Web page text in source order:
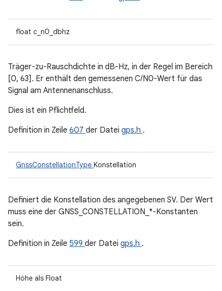
float c_n0_dbhz
Träger-zu-Rauschdichte in dB-Hz, in der Regel im Bereich
[0, 63]. Er enthält den gemessenen C/N0-Wert für das
Signal am Antennenanschluss.
Dies ist ein Pflichtfeld.
Definition in Zeile 607 der Datei gps.h .
GnssConstellationType Konstellation
Definiert die Konstellation des angegebenen SV. Der Wert
muss eine der GNSS_CONSTELLATION_*-Konstanten
sein.
Definition in Zeile 599 der Datei gps.h .
Höhe als Float